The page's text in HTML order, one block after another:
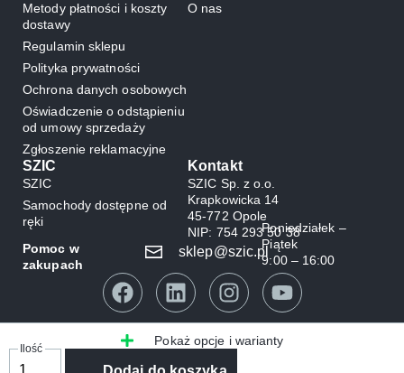
Pokaż opcje i warianty
Metody płatności i koszty
dostawy
Regulamin sklepu
Polityka prywatności
Ochrona danych osobowych
Oświadczenie o odstąpieniu
od umowy sprzedaży
Zgłoszenie reklamacyjne
O nas
SZIC
SZIC
Samochody dostępne od
ręki
Kontakt
SZIC Sp. z o.o.
Krapkowicka 14
45-772 Opole
NIP: 754 293 50 38
Pomoc w
zakupach
Poniedziałek –
Piątek
9:00 – 16:00
sklep@szic.pl